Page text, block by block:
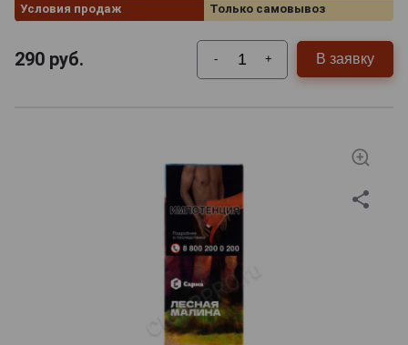
Условия продаж
Только самовывоз
290 руб. - + В заявку